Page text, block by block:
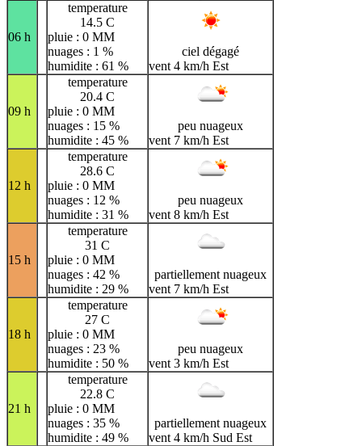
06 h
temperature
14.5 C
pluie : 0 MM
nuages : 1 %
humidite : 61 %
ciel dégagé
vent 4 km/h Est
09 h
temperature
20.4 C
pluie : 0 MM
nuages : 15 %
humidite : 45 %
peu nuageux
vent 7 km/h Est
12 h
temperature
28.6 C
pluie : 0 MM
nuages : 12 %
humidite : 31 %
peu nuageux
vent 8 km/h Est
15 h
temperature
31 C
pluie : 0 MM
nuages : 42 %
humidite : 29 %
partiellement nuageux
vent 7 km/h Est
18 h
temperature
27 C
pluie : 0 MM
nuages : 23 %
humidite : 50 %
peu nuageux
vent 3 km/h Est
21 h
temperature
22.8 C
pluie : 0 MM
nuages : 35 %
humidite : 49 %
partiellement nuageux
vent 4 km/h Sud Est